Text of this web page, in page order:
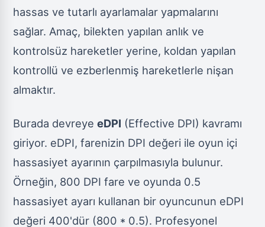
hassas ve tutarlı ayarlamalar yapmalarını
sağlar. Amaç, bilekten yapılan anlık ve
kontrolsüz hareketler yerine, koldan yapılan
kontrollü ve ezberlenmiş hareketlerle nişan
almaktır.
Burada devreyeeDPI (Effective DPI) kavramı
giriyor. eDPI, farenizin DPI değeri ile oyun içi
hassasiyet ayarının çarpılmasıyla bulunur.
Örneğin, 800 DPI fare ve oyunda 0.5
hassasiyet ayarı kullanan bir oyuncunun eDPI
değeri 400'dür (800 * 0.5). Profesyonel